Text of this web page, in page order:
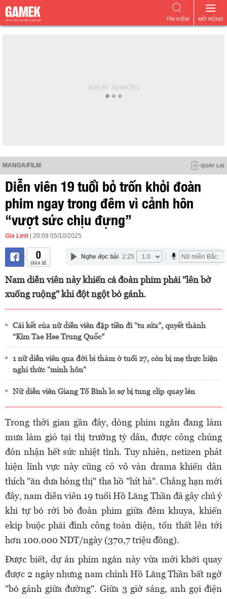
MỞ RỘNG
TÌM KIẾM
MANGA/FILM QUAY LẠI
Diễn viên 19 tuổi bỏ trốn khỏi đoàn
phim ngay trong đêm vì cảnh hôn
“vượt sức chịu đựng”
Gia Linh | 20:09 05/10/2025
0
CHIA SẺ
Nghe đọc bài 2:25
Nam diễn viên này khiến cả đoàn phim phải "lên bờ
xuống ruộng" khi đột ngột bỏ gánh.
Cái kết của nữ diễn viên đập tiền đi "tu sửa”, quyết thành
“Kim Tae Hee Trung Quốc”
1 nữ diễn viên qua đời bi thảm ở tuổi 27, còn bị mẹ thực hiện
nghi thức "minh hôn"
Nữ diễn viên Giang Tổ Bình lo sợ bị tung clip quay lén
Trong thời gian gần đây, dòng phim ngắn đang làm
mưa làm gió tại thị trường tỷ dân, được công chúng
đón nhận hết sức nhiệt tình. Tuy nhiên, netizen phát
hiện lĩnh vực này cũng có vô vàn drama khiến dân
thích "ăn dưa hóng thị" tha hồ "hít hà". Chẳng hạn mới
đây, nam diễn viên 19 tuổi Hồ Lăng Thần đã gây chú ý
khi tự bỏ rời bỏ đoàn phim giữa đêm khuya, khiến
ekip buộc phải đình công toàn diện, tổn thất lên tới
hơn 100.000 NDT/ngày (370,7 triệu đồng).
Được biết, dự án phim ngắn này vừa mới khởi quay
được 2 ngày nhưng nam chính Hồ Lăng Thần bất ngờ
"bỏ gánh giữa đường". Giữa 3 giờ sáng, anh gọi điện